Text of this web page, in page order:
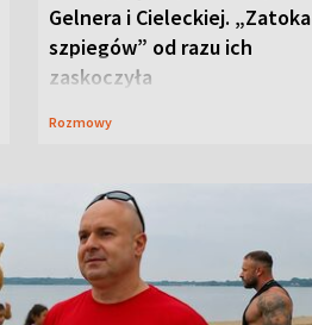
Gelnera i Cieleckiej. „Zatoka
szpiegów” od razu ich
zaskoczyła
Rozmowy